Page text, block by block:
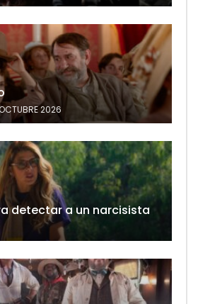
2026
detectar a un narcisista